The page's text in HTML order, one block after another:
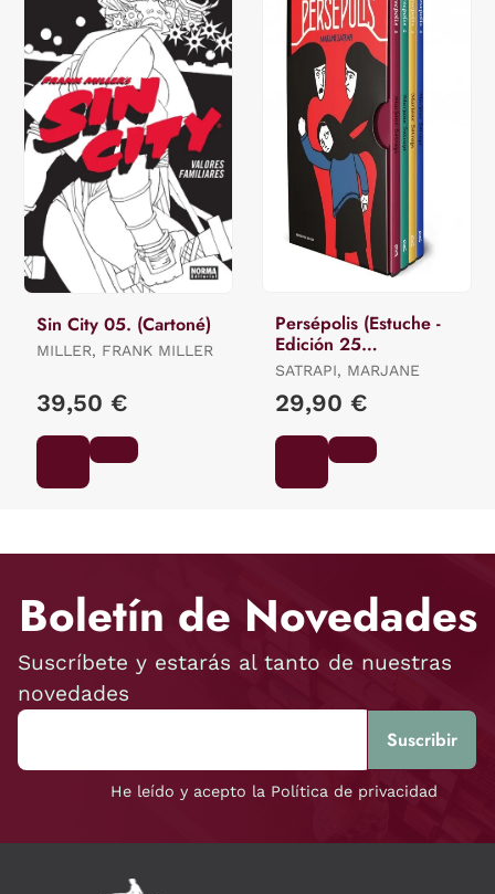
Sin City 05. (Cartoné)
MILLER, FRANK MILLER
39,50 €
Persépolis (Estuche -
Edición 25
Aniversario)
SATRAPI, MARJANE
29,90 €
Boletín de Novedades
Suscríbete y estarás al tanto de nuestras
novedades
He leído y acepto la Política de privacidad